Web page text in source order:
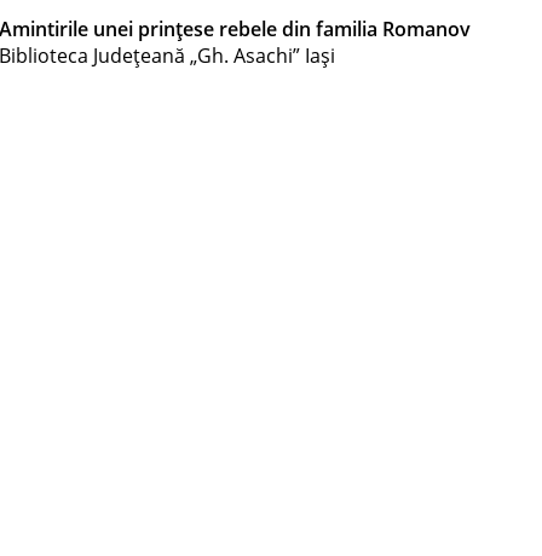
Amintirile unei prințese rebele din familia Romanov
Biblioteca Judeţeană „Gh. Asachi” Iaşi